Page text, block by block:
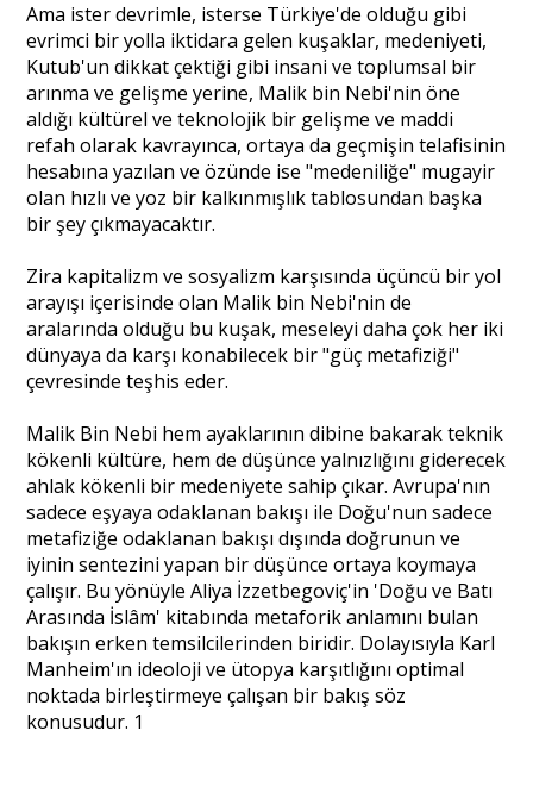
Ama ister devrimle, isterse Türkiye'de olduğu gibi
evrimci bir yolla iktidara gelen kuşaklar, medeniyeti,
Kutub'un dikkat çektiği gibi insani ve toplumsal bir
arınma ve gelişme yerine, Malik bin Nebi'nin öne
aldığı kültürel ve teknolojik bir gelişme ve maddi
refah olarak kavrayınca, ortaya da geçmişin telafisinin
hesabına yazılan ve özünde ise "medeniliğe" mugayir
olan hızlı ve yoz bir kalkınmışlık tablosundan başka
bir şey çıkmayacaktır.
Zira kapitalizm ve sosyalizm karşısında üçüncü bir yol
arayışı içerisinde olan Malik bin Nebi'nin de
aralarında olduğu bu kuşak, meseleyi daha çok her iki
dünyaya da karşı konabilecek bir "güç metafiziği"
çevresinde teşhis eder.
Malik Bin Nebi hem ayaklarının dibine bakarak teknik
kökenli kültüre, hem de düşünce yalnızlığını giderecek
ahlak kökenli bir medeniyete sahip çıkar. Avrupa'nın
sadece eşyaya odaklanan bakışı ile Doğu'nun sadece
metafiziğe odaklanan bakışı dışında doğrunun ve
iyinin sentezini yapan bir düşünce ortaya koymaya
çalışır. Bu yönüyle Aliya İzzetbegoviç'in 'Doğu ve Batı
Arasında İslâm' kitabında metaforik anlamını bulan
bakışın erken temsilcilerinden biridir. Dolayısıyla Karl
Manheim'ın ideoloji ve ütopya karşıtlığını optimal
noktada birleştirmeye çalışan bir bakış söz
konusudur. 1